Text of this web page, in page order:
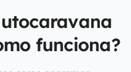
funciona?